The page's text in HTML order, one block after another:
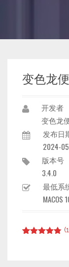
变色龙
开发者
变色龙
发布日
2024-
版本号
3.4.0
最低系
MACOS
(